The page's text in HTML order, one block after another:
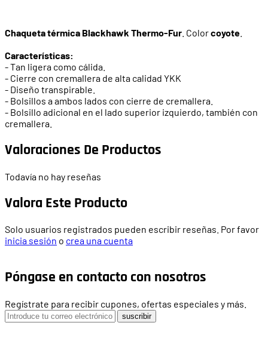
Chaqueta térmica Blackhawk Thermo-Fur . Colorcoyote
Características:
- Tan ligera como cálida.
- Cierre con cremallera de alta calidad YKK
- Diseño transpirable.
- Bolsillos a ambos lados con cierre de cremallera.
- Bolsillo adicional en el lado superior izquierdo, también con
cremallera.
Valoraciones De Productos
Todavía no hay reseñas
Valora Este Producto
Solo usuarios registrados pueden escribir reseñas. Por favor
inicia sesión o crea una cuenta
Póngase en contacto con nosotros
Regístrate para recibir cupones, ofertas especiales y más.
suscribir